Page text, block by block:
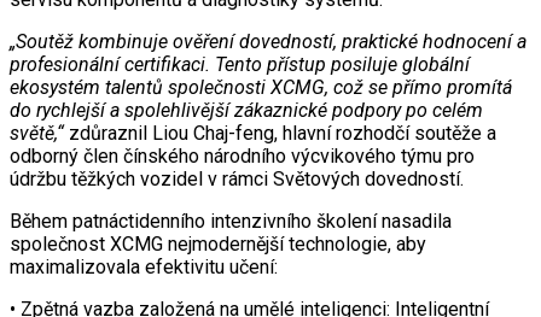
„Soutěž kombinuje ověření dovedností, praktické hodnocení a
profesionální certifikaci. Tento přístup posiluje globální
ekosystém talentů společnosti XCMG, což se přímo promítá
do rychlejší a spolehlivější zákaznické podpory po celém
světě,“zdůraznil Liou Chaj-feng, hlavní rozhodčí soutěže a
odborný člen čínského národního výcvikového týmu pro
údržbu těžkých vozidel v rámci Světových dovedností.
Během patnáctidenního intenzivního školení nasadila
společnost XCMG nejmodernější technologie, aby
maximalizovala efektivitu učení:
• Zpětná vazba založená na umělé inteligenci: Inteligentní